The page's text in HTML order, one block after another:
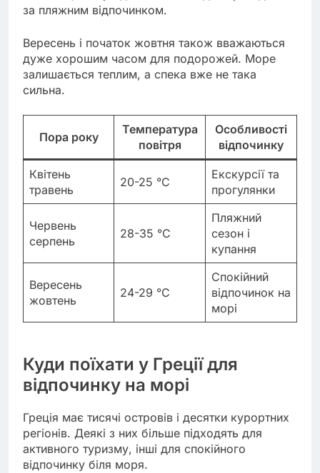
за пляжним відпочинком.
Вересень і початок жовтня також вважаються
дуже хорошим часом для подорожей. Море
залишається теплим, а спека вже не така
сильна.
Пора року
Температура
повітря
Особливості
відпочинку
Квітень
травень
20-25 °C
Екскурсії та
прогулянки
Червень
серпень
28-35 °C
Пляжний
сезон і
купання
Вересень
жовтень
24-29 °C
Спокійний
відпочинок на
морі
Куди поїхати у Греції для
відпочинку на морі
Греція має тисячі островів і десятки курортних
регіонів. Деякі з них більше підходять для
активного туризму, інші для спокійного
відпочинку біля моря.